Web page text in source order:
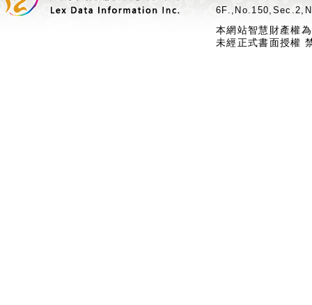
本網站智慧財產權
未經正式書面授權